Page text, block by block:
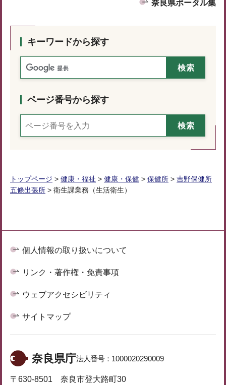
奈良県ポータル集
キーワードから探す
ページ番号から探す
トップページ > 健康・福祉 > 健康・保健 > 保健所 > 吉野保健所
五條出張所 > 衛生課業務（生活衛生）
個人情報の取り扱いについて
リンク・著作権・免責事項
ウェブアクセシビリティ
サイトマップ
奈良県庁法人番号： 1000020290009
〒630-8501 奈良市登大路町30